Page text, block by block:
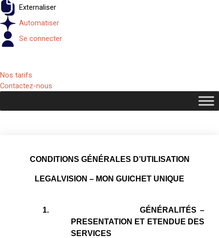
Externaliser
Automatiser
Se connecter
Nos tarifs
Contactez-nous
CONDITIONS GÉNÉRALES D’UTILISATION
LEGALVISION – MON GUICHET UNIQUE
1.
GÉNÉRALITÉS –
PRESENTATION ET ETENDUE DES
SERVICES